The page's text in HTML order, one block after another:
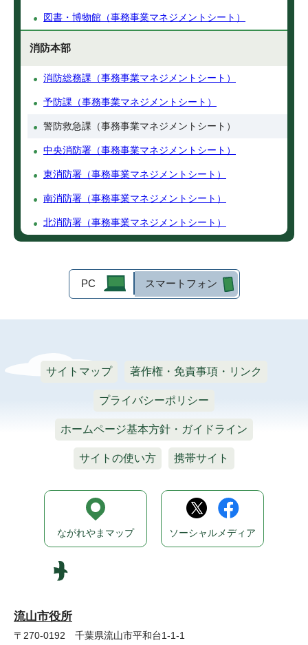
図書・博物館（事務事業マネジメントシート）
消防本部
消防総務課（事務事業マネジメントシート）
予防課（事務事業マネジメントシート）
警防救急課（事務事業マネジメントシート）
中央消防署（事務事業マネジメントシート）
東消防署（事務事業マネジメントシート）
南消防署（事務事業マネジメントシート）
北消防署（事務事業マネジメントシート）
PC スマートフォン
サイトマップ 著作権・免責事項・リンク
プライバシーポリシー
ホームページ基本方針・ガイドライン
サイトの使い方 携帯サイト
流山市役所
〒270-0192 千葉県流山市平和台1-1-1
ながれやまマップ ソーシャルメディア